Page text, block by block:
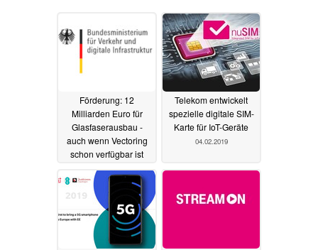
Förderung: 12
Milliarden Euro für
Glasfaserausbau -
auch wenn Vectoring
schon verfügbar ist
19.02.2019
Telekom entwickelt
spezielle digitale SIM-
Karte für IoT-Geräte
04.02.2019